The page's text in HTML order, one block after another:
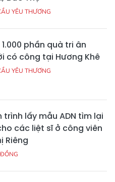
YÊU THƯƠNG
phần quà tri ân
có công tại Hương Khê
YÊU THƯƠNG
trình lấy mẫu ADN tìm lại
các liệt sĩ ở công viên
Riêng